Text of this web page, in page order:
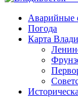
Владивосток —
Аварийные
Погода
Карта